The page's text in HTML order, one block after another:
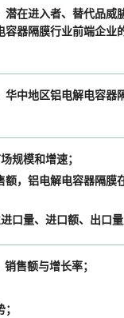
在进入者、替代品威
器隔膜行业前端企业
中地区铝电解电容器
规模和增速；
，铝电解电容器隔膜
量、进口额、出口量
售额与增长率；